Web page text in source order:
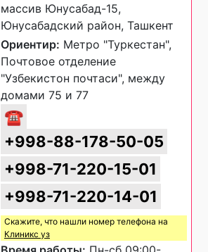
массив Юнусабад-15,
Юнусабадский район, Ташкент
Ориентир: Метро "Туркестан",
Почтовое отделение
"Узбекистон почтаси", между
домами 75 и 77
☎
+998-88-178-50-05
+998-71-220-15-01
+998-71-220-14-01
Скажите, что нашли номер телефона на
Клиникс уз